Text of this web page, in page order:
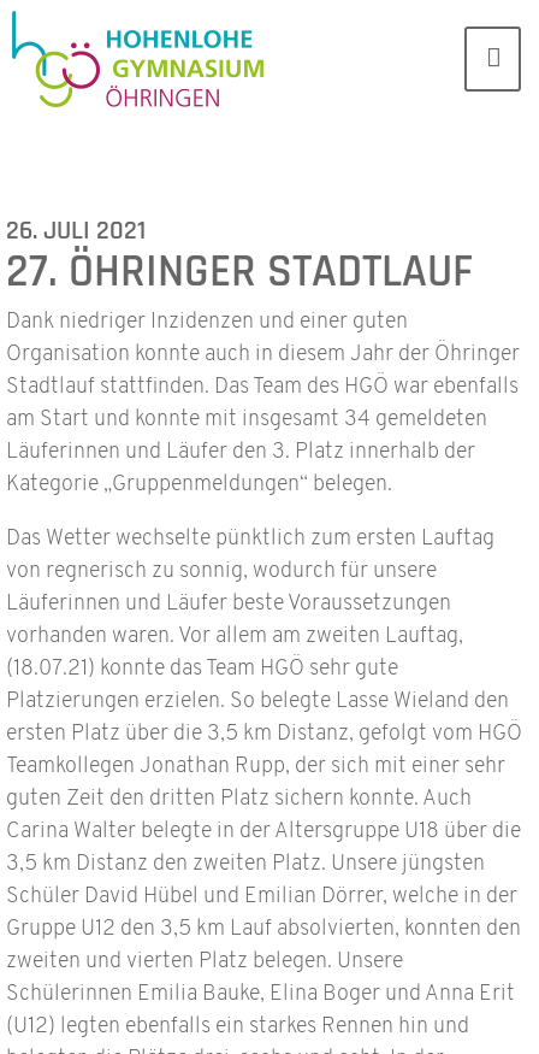
26. JULI 2021
27. ÖHRINGER STADTLAUF
Dank niedriger Inzidenzen und einer guten
Organisation konnte auch in diesem Jahr der Öhringer
Stadtlauf stattfinden. Das Team des HGÖ war ebenfalls
am Start und konnte mit insgesamt 34 gemeldeten
Läuferinnen und Läufer den 3. Platz innerhalb der
Kategorie „Gruppenmeldungen“ belegen.
Das Wetter wechselte pünktlich zum ersten Lauftag
von regnerisch zu sonnig, wodurch für unsere
Läuferinnen und Läufer beste Voraussetzungen
vorhanden waren. Vor allem am zweiten Lauftag,
(18.07.21) konnte das Team HGÖ sehr gute
Platzierungen erzielen. So belegte Lasse Wieland den
ersten Platz über die 3,5 km Distanz, gefolgt vom HGÖ
Teamkollegen Jonathan Rupp, der sich mit einer sehr
guten Zeit den dritten Platz sichern konnte. Auch
Carina Walter belegte in der Altersgruppe U18 über die
3,5 km Distanz den zweiten Platz. Unsere jüngsten
Schüler David Hübel und Emilian Dörrer, welche in der
Gruppe U12 den 3,5 km Lauf absolvierten, konnten den
zweiten und vierten Platz belegen. Unsere
Schülerinnen Emilia Bauke, Elina Boger und Anna Erit
(U12) legten ebenfalls ein starkes Rennen hin und